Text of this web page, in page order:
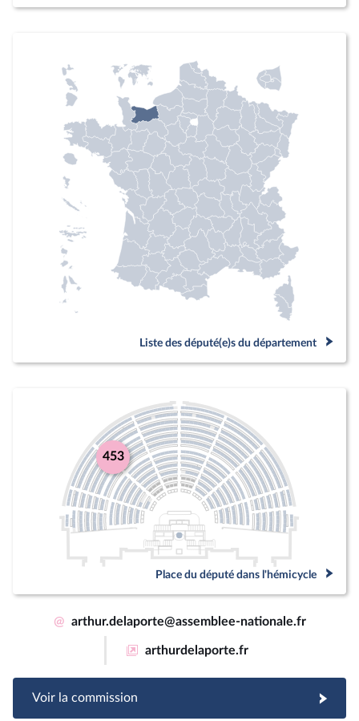
Liste des député(e)s du département
453
Place du député dans l'hémicycle
@ arthur.delaporte@assemblee-nationale.fr
arthurdelaporte.fr
Voir la commission